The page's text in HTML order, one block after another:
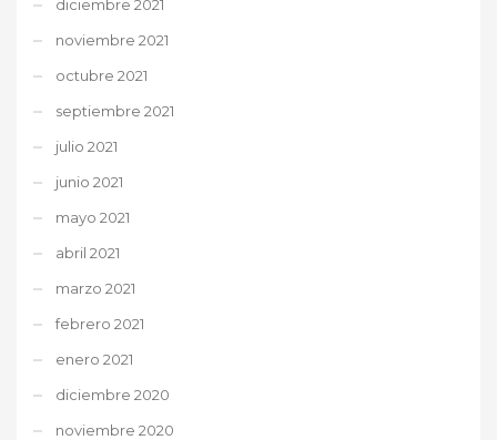
diciembre 2021
noviembre 2021
octubre 2021
septiembre 2021
julio 2021
junio 2021
mayo 2021
abril 2021
marzo 2021
febrero 2021
enero 2021
diciembre 2020
noviembre 2020